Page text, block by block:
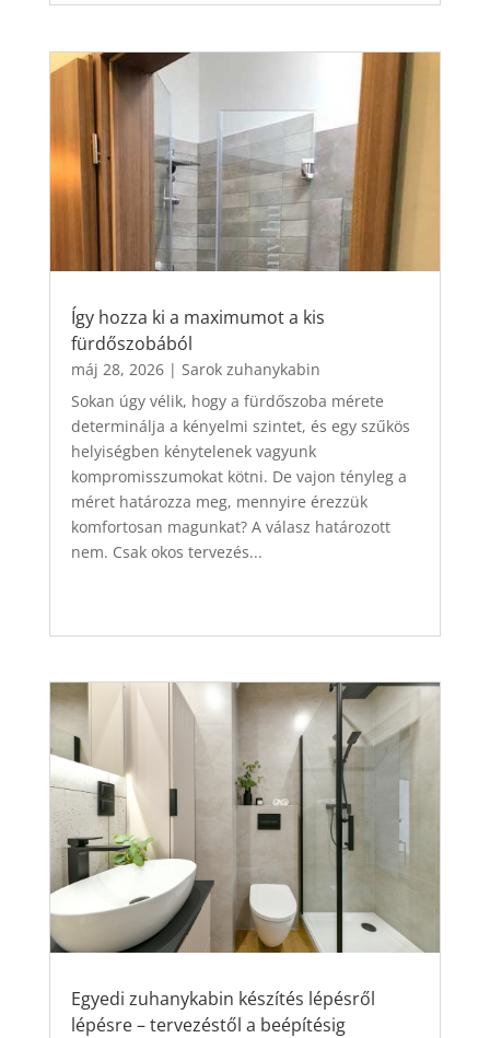
Így hozza ki a maximumot a kis
fürdőszobából
máj 28, 2026| Sarok zuhanykabin
Sokan úgy vélik, hogy a fürdőszoba mérete
determinálja a kényelmi szintet, és egy szűkös
helyiségben kénytelenek vagyunk
kompromisszumokat kötni. De vajon tényleg a
méret határozza meg, mennyire érezzük
komfortosan magunkat? A válasz határozott
nem. Csak okos tervezés...
Egyedi zuhanykabin készítés lépésről
lépésre – tervezéstől a beépítésig